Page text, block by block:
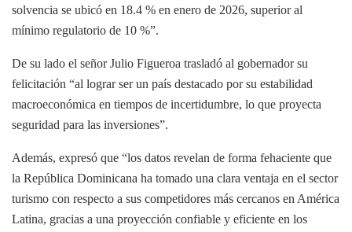
solvencia se ubicó en 18.4 % en enero de 2026, superior al
mínimo regulatorio de 10 %”.
De su lado el señor Julio Figueroa trasladó al gobernador su
felicitación “al lograr ser un país destacado por su estabilidad
macroeconómica en tiempos de incertidumbre, lo que proyecta
seguridad para las inversiones”.
Además, expresó que “los datos revelan de forma fehaciente que
la República Dominicana ha tomado una clara ventaja en el sector
turismo con respecto a sus competidores más cercanos en América
Latina, gracias a una proyección confiable y eficiente en los